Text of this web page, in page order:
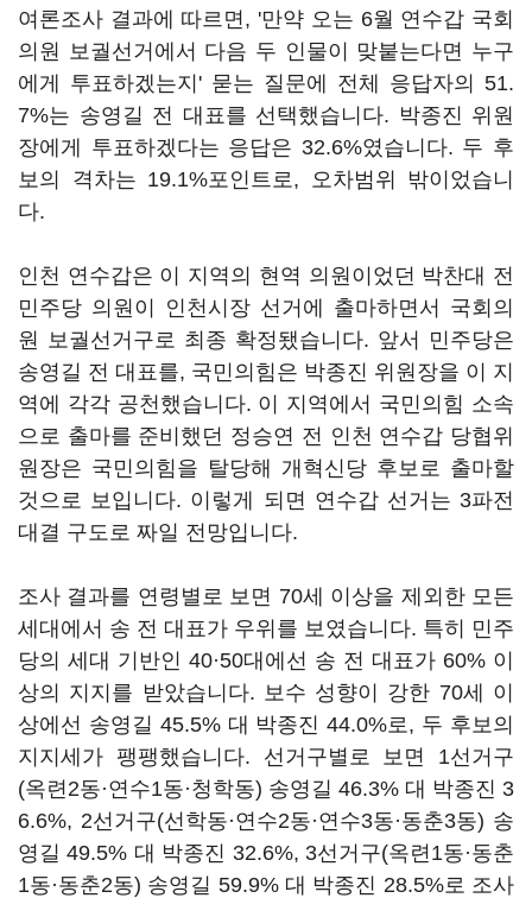
여론조사 결과에 따르면, '만약 오는 6월 연수갑 국회
의원 보궐선거에서 다음 두 인물이 맞붙는다면 누구
에게 투표하겠는지' 묻는 질문에 전체 응답자의 51.
7%는 송영길 전 대표를 선택했습니다. 박종진 위원
장에게 투표하겠다는 응답은 32.6%였습니다. 두 후
보의 격차는 19.1%포인트로, 오차범위 밖이었습니
다.
인천 연수갑은 이 지역의 현역 의원이었던 박찬대 전
민주당 의원이 인천시장 선거에 출마하면서 국회의
원 보궐선거구로 최종 확정됐습니다. 앞서 민주당은
송영길 전 대표를, 국민의힘은 박종진 위원장을 이 지
역에 각각 공천했습니다. 이 지역에서 국민의힘 소속
으로 출마를 준비했던 정승연 전 인천 연수갑 당협위
원장은 국민의힘을 탈당해 개혁신당 후보로 출마할
것으로 보입니다. 이렇게 되면 연수갑 선거는 3파전
대결 구도로 짜일 전망입니다.
조사 결과를 연령별로 보면 70세 이상을 제외한 모든
세대에서 송 전 대표가 우위를 보였습니다. 특히 민주
당의 세대 기반인 40·50대에선 송 전 대표가 60% 이
상의 지지를 받았습니다. 보수 성향이 강한 70세 이
상에선 송영길 45.5% 대 박종진 44.0%로, 두 후보의
지지세가 팽팽했습니다. 선거구별로 보면 1선거구
(옥련2동·연수1동·청학동) 송영길 46.3% 대 박종진 3
6.6%, 2선거구(선학동·연수2동·연수3동·동춘3동) 송
영길 49.5% 대 박종진 32.6%, 3선거구(옥련1동·동춘
1동·동춘2동) 송영길 59.9% 대 박종진 28.5%로 조사